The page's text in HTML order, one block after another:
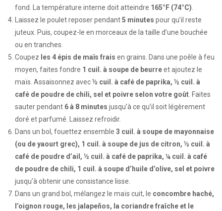
fond. La température interne doit atteindre 165°F (74°C).
Laissez le poulet reposer pendant5 minutes pour qu’il reste
juteux. Puis, coupez-le en morceaux de la taille d’une bouchée
ou en tranches.
Coupez les 4 épis de maïs frais en grains. Dans une poêle à feu
moyen, faites fondre 1 cuil. à soupe de beurreet ajoutez le
maïs. Assaisonnez avec½ cuil. à café de paprika, ½ cuil. à
café de poudre de chili, sel et poivre selon votre goût. Faites
sauter pendant 6 à 8 minutes jusqu’à ce qu’il soit légèrement
doré et parfumé. Laissez refroidir.
Dans un bol, fouettez ensemble 3 cuil. à soupe de mayonnaise
(ou de yaourt grec), 1 cuil. à soupe de jus de citron, ½ cuil. à
café de poudre d’ail, ½ cuil. à café de paprika, ¼ cuil. à café
de poudre de chili, 1 cuil. à soupe d’huile d’olive, sel et poivre
jusqu’à obtenir une consistance lisse.
Dans un grand bol, mélangez le maïs cuit, le concombre haché,
l’oignon rouge, les jalapeños, la coriandre fraîche et le